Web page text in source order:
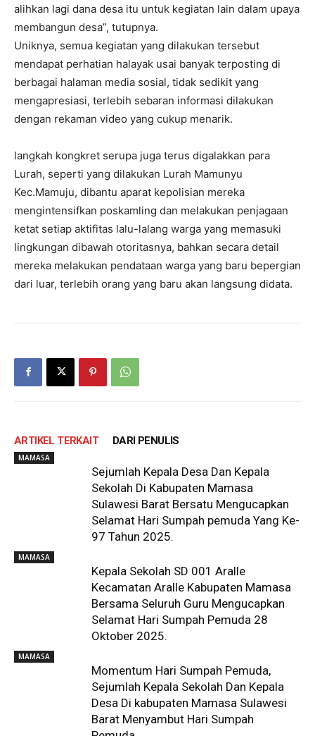
alihkan lagi dana desa itu untuk kegiatan lain dalam upaya
membangun desa”, tutupnya.
Uniknya, semua kegiatan yang dilakukan tersebut
mendapat perhatian halayak usai banyak terposting di
berbagai halaman media sosial, tidak sedikit yang
mengapresiasi, terlebih sebaran informasi dilakukan
dengan rekaman video yang cukup menarik.
langkah kongkret serupa juga terus digalakkan para
Lurah, seperti yang dilakukan Lurah Mamunyu
Kec.Mamuju, dibantu aparat kepolisian mereka
mengintensifkan poskamling dan melakukan penjagaan
ketat setiap aktifitas lalu-lalang warga yang memasuki
lingkungan dibawah otoritasnya, bahkan secara detail
mereka melakukan pendataan warga yang baru bepergian
dari luar, terlebih orang yang baru akan langsung didata.
ARTIKEL TERKAIT DARI PENULIS
MAMASA
Sejumlah Kepala Desa Dan Kepala
Sekolah Di Kabupaten Mamasa
Sulawesi Barat Bersatu Mengucapkan
Selamat Hari Sumpah pemuda Yang Ke-
97 Tahun 2025.
MAMASA
Kepala Sekolah SD 001 Aralle
Kecamatan Aralle Kabupaten Mamasa
Bersama Seluruh Guru Mengucapkan
Selamat Hari Sumpah Pemuda 28
Oktober 2025.
MAMASA
Momentum Hari Sumpah Pemuda,
Sejumlah Kepala Sekolah Dan Kepala
Desa Di kabupaten Mamasa Sulawesi
Barat Menyambut Hari Sumpah